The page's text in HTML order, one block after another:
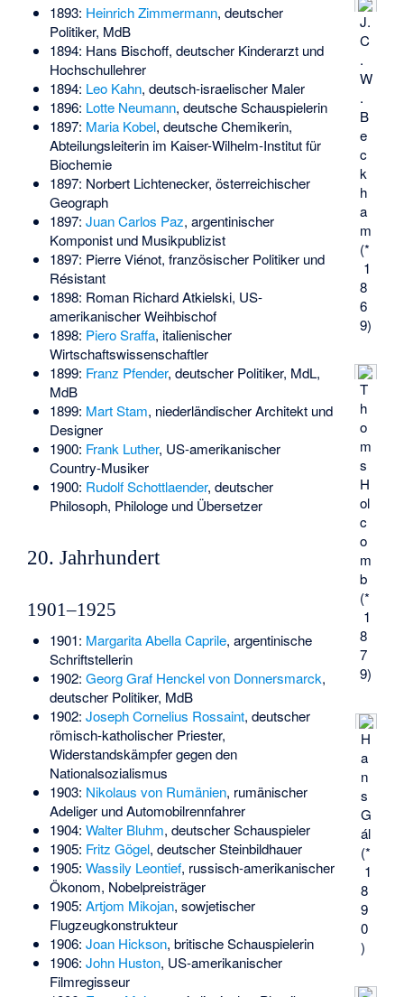
J.
C
.
W
.
B
e
c
k
h
a
m
(*
1
8
6
9)
T
h
o
m
s
H
ol
c
o
m
b
(*
1
8
7
9)
H
a
n
s
G
ál
(*
1
8
9
0
)
1893: Heinrich Zimmermann, deutscher
Politiker, MdB
1894: Hans Bischoff, deutscher Kinderarzt und
Hochschullehrer
1894: Leo Kahn, deutsch-israelischer Maler
1896: Lotte Neumann, deutsche Schauspielerin
1897: Maria Kobel, deutsche Chemikerin,
Abteilungsleiterin im Kaiser-Wilhelm-Institut für
Biochemie
1897: Norbert Lichtenecker, österreichischer
Geograph
1897: Juan Carlos Paz, argentinischer
Komponist und Musikpublizist
1897: Pierre Viénot, französischer Politiker und
Résistant
1898: Roman Richard Atkielski, US-
amerikanischer Weihbischof
1898: Piero Sraffa, italienischer
Wirtschaftswissenschaftler
1899: Franz Pfender, deutscher Politiker, MdL,
MdB
1899: Mart Stam, niederländischer Architekt und
Designer
1900: Frank Luther, US-amerikanischer
Country-Musiker
1900: Rudolf Schottlaender, deutscher
Philosoph, Philologe und Übersetzer
20. Jahrhundert
1901–1925
1901: Margarita Abella Caprile, argentinische
Schriftstellerin
1902: Georg Graf Henckel von Donnersmarck,
deutscher Politiker, MdB
1902: Joseph Cornelius Rossaint, deutscher
römisch-katholischer Priester,
Widerstandskämpfer gegen den
Nationalsozialismus
1903: Nikolaus von Rumänien, rumänischer
Adeliger und Automobilrennfahrer
1904: Walter Bluhm, deutscher Schauspieler
1905: Fritz Gögel, deutscher Steinbildhauer
1905: Wassily Leontief, russisch-amerikanischer
Ökonom, Nobelpreisträger
1905: Artjom Mikojan, sowjetischer
Flugzeugkonstrukteur
1906: Joan Hickson, britische Schauspielerin
1906: John Huston, US-amerikanischer
Filmregisseur